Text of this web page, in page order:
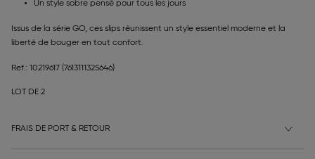
Un style sobre pensé pour tous les jours
Issus de la série GO, ces slips réunissent un style essentiel moderne et la
liberté de bouger en tout confort.
Ref.: 10219617 (7613111325646)
LOT DE 2
FRAIS DE PORT & RETOUR